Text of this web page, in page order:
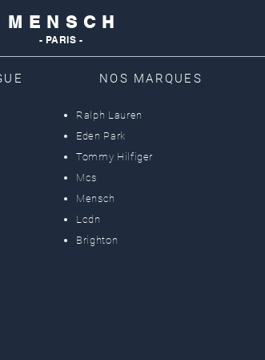
M E N S C H
- PARIS -
NOS MARQUES
Ralph Lauren
Eden Park
Tommy Hilfiger
Mcs
Mensch
Lcdn
Brighton